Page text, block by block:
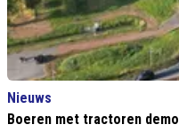
Nieuws
Boeren met tractoren